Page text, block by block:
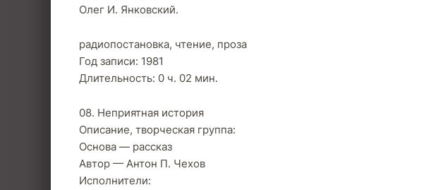
Олег И. Янковский.
радиопостановка, чтение, проза
Год записи: 1981
Длительность: 0 ч. 02 мин.
08. Неприятная история
Описание, творческая группа:
Основа — рассказ
Автор — Антон П. Чехов
Исполнители: